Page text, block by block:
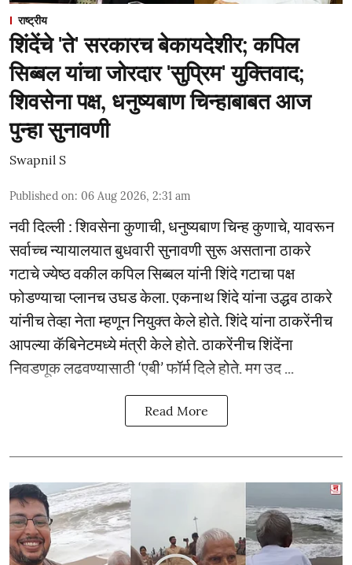
राष्ट्रीय
शिंदेंचे 'ते' सरकारच बेकायदेशीर; कपिल
सिब्बल यांचा जोरदार 'सुप्रिम' युक्तिवाद;
शिवसेना पक्ष, धनुष्यबाण चिन्हाबाबत आज
पुन्हा सुनावणी
Swapnil S
Published on: 06 Aug 2026, 2:31 am
नवी दिल्ली : शिवसेना कुणाची, धनुष्यबाण चिन्ह कुणाचे, यावरून
सर्वाच्च न्यायालयात बुधवारी सुनावणी सुरू असताना ठाकरे
गटाचे ज्येष्ठ वकील कपिल सिब्बल यांनी शिंदे गटाचा पक्ष
फोडण्याचा प्लानच उघड केला. एकनाथ शिंदे यांना उद्धव ठाकरे
यांनीच तेव्हा नेता म्हणून नियुक्त केले होते. शिंदे यांना ठाकरेंनीच
आपल्या कॅबिनेटमध्ये मंत्री केले होते. ठाकरेंनीच शिंदेंना
निवडणूक लढवण्यासाठी ‘एबी’ फॉर्म दिले होते. मग उद ...
Read More